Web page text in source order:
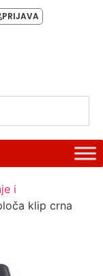
PRIJAVA
i
klip crna